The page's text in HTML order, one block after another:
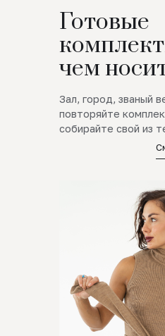
Готовые
чем
Зал, город, званый
повторяйте
собирайте свой из